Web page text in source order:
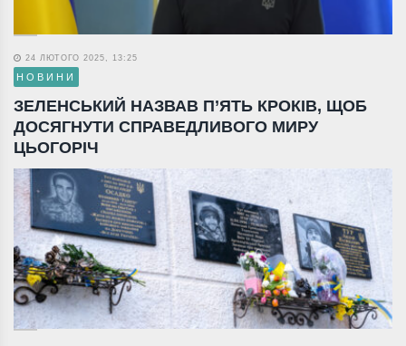
24 ЛЮТОГО 2025, 13:25
НОВИНИ
ЗЕЛЕНСЬКИЙ НАЗВАВ П’ЯТЬ КРОКІВ, ЩОБ
ДОСЯГНУТИ СПРАВЕДЛИВОГО МИРУ
ЦЬОГОРІЧ